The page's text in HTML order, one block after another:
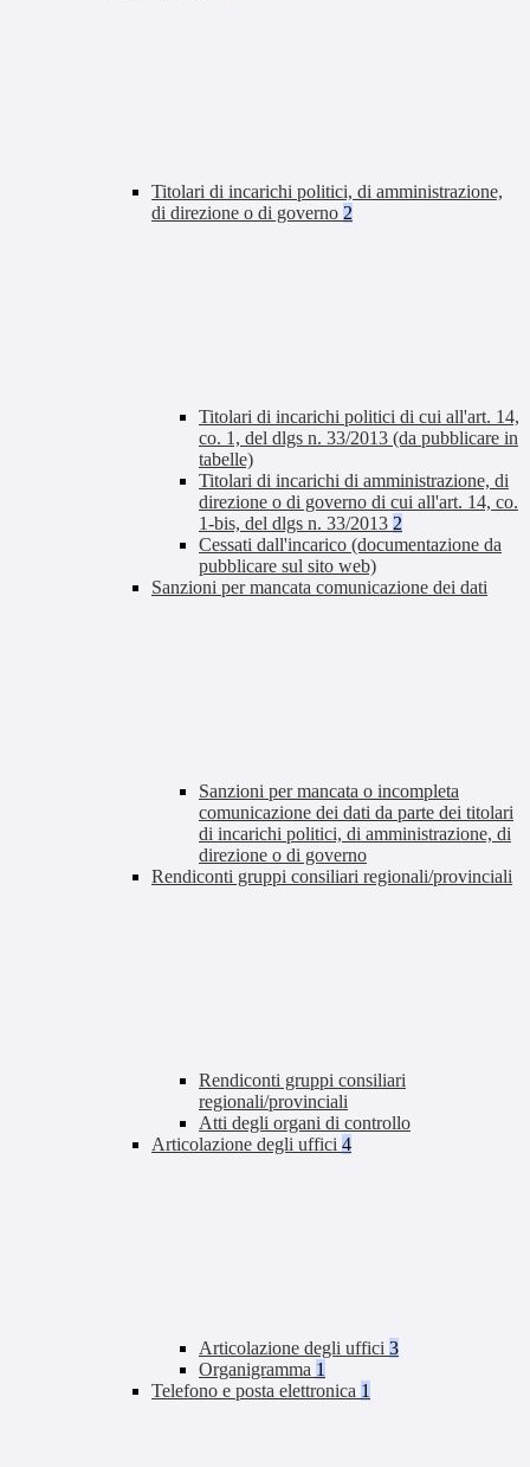
Titolari di incarichi politici, di amministrazione,
di direzione o di governo 2
Titolari di incarichi politici di cui all'art. 14,
co. 1, del dlgs n. 33/2013 (da pubblicare in
tabelle)
Titolari di incarichi di amministrazione, di
direzione o di governo di cui all'art. 14, co.
1-bis, del dlgs n. 33/2013 2
Cessati dall'incarico (documentazione da
pubblicare sul sito web)
Sanzioni per mancata comunicazione dei dati
Sanzioni per mancata o incompleta
comunicazione dei dati da parte dei titolari
di incarichi politici, di amministrazione, di
direzione o di governo
Rendiconti gruppi consiliari regionali/provinciali
Rendiconti gruppi consiliari
regionali/provinciali
Atti degli organi di controllo
Articolazione degli uffici 4
Articolazione degli uffici 3
Organigramma 1
Telefono e posta elettronica 1